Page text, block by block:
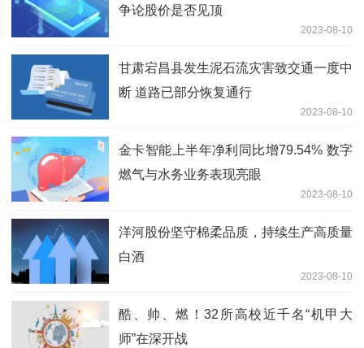
争论股价是否见顶
2023-08-10
甘肃宕昌县发生泥石流灾害致交通一度中
断 道路已部分恢复通行
2023-08-10
金卡智能上半年净利同比增79.54% 数字
燃气与水务业务表现亮眼
2023-08-10
洋河股份坚守棉柔品质，持续生产高质量
白酒
2023-08-10
酷、帅、燃！32所高校近千名“机甲大
师”在深开战